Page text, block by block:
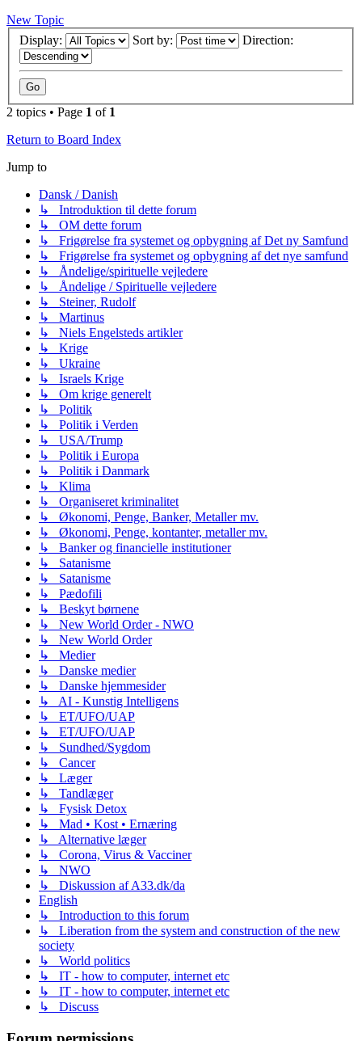
New Topic
Display:
Sort by: Direction:
2 topics • Page 1 of 1
Return to Board Index
Jump to
Dansk / Danish
↳ Introduktion til dette forum
↳ OM dette forum
↳ Frigørelse fra systemet og opbygning af Det ny Samfund
↳ Frigørelse fra systemet og opbygning af det nye samfund
↳ Åndelige/spirituelle vejledere
↳ Åndelige / Spirituelle vejledere
↳ Steiner, Rudolf
↳ Martinus
↳ Niels Engelsteds artikler
↳ Krige
↳ Ukraine
↳ Israels Krige
↳ Om krige generelt
↳ Politik
↳ Politik i Verden
↳ USA/Trump
↳ Politik i Europa
↳ Politik i Danmark
↳ Klima
↳ Organiseret kriminalitet
↳ Økonomi, Penge, Banker, Metaller mv.
↳ Økonomi, Penge, kontanter, metaller mv.
↳ Banker og financielle institutioner
↳ Satanisme
↳ Satanisme
↳ Pædofili
↳ Beskyt børnene
↳ New World Order - NWO
↳ New World Order
↳ Medier
↳ Danske medier
↳ Danske hjemmesider
↳ AI - Kunstig Intelligens
↳ ET/UFO/UAP
↳ ET/UFO/UAP
↳ Sundhed/Sygdom
↳ Cancer
↳ Læger
↳ Tandlæger
↳ Fysisk Detox
↳ Mad • Kost • Ernæring
↳ Alternative læger
↳ Corona, Virus & Vacciner
↳ NWO
↳ Diskussion af A33.dk/da
English
↳ Introduction to this forum
↳ Liberation from the system and construction of the new
society
↳ World politics
↳ IT - how to computer, internet etc
↳ IT - how to computer, internet etc
↳ Discuss